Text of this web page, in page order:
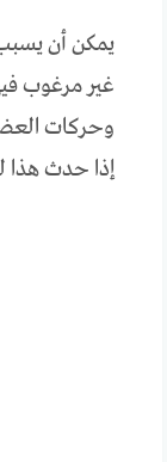
غير مرغوب
وحركات
إذا حدث هذا